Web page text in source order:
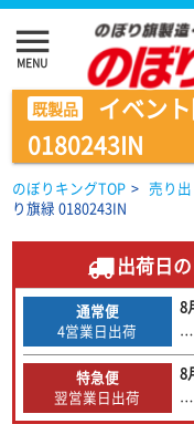
menu
MENU
既製品
イベン
0180243IN
のぼりキングTOP > 売り
り旗緑 0180243IN
出荷日
通常便
4営業日出荷
8
…
特急便
翌営業日出荷
8
…